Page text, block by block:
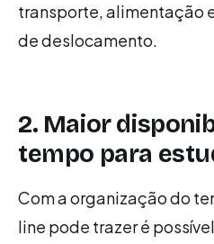
transporte, alimentação
de deslocamento.
2. Maior
tempo para
Com a organização do
line pode trazer é